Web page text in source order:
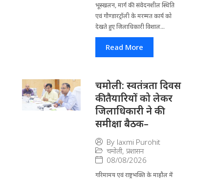
भूस्खलन, मार्ग की संवेदनशील स्थिति
एवं गौण्डारट्रॉली के मरम्मत कार्य को
देखते हुए जिलाधिकारी विशाल...
Read More
चमोली: स्वतंत्रता दिवस
की तैयारियों को लेकर
जिलाधिकारी ने की
समीक्षा बैठक–
By laxmi Purohit
चमोली, प्रशासन
08/08/2026
गरिमामय एवं राष्ट्रभक्ति के माहौल में